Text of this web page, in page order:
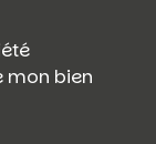
mon bien